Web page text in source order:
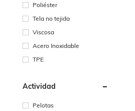
Poliéster
Tela no tejida
Viscosa
Acero Inoxidable
TPE
Actividad
Pelotas